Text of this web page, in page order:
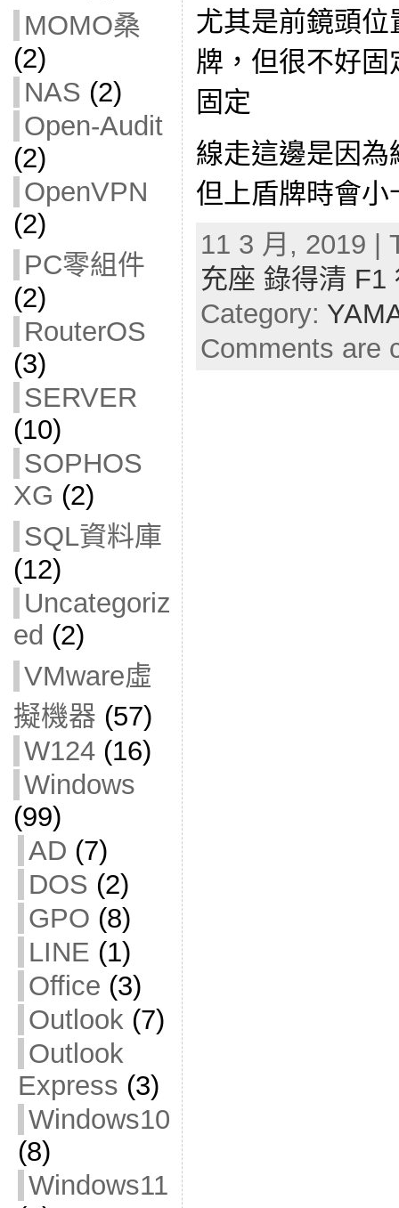
MOMO桑
(2)
NAS (2)
Open-Audit
(2)
OpenVPN
(2)
PC零組件
(2)
RouterOS
(3)
SERVER
(10)
SOPHOS
XG (2)
SQL資料庫
(12)
Uncategoriz
ed (2)
VMware虛
擬機器 (57)
W124(16)
Windows
(99)
AD (7)
DOS (2)
GPO (8)
LINE (1)
Office (3)
Outlook(7)
Outlook
Express (3)
Windows10
(8)
Windows11
尤其是前鏡頭
牌，但很不好
固定
線走這邊是因
但上盾牌時會小
11 3 月, 2019 |
充座 錄得清 F1
Category:
Comments are